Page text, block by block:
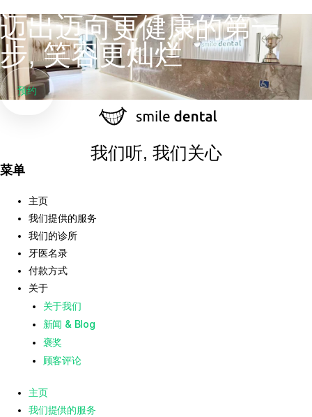
迈出迈向更健康的第一
步, 笑容更灿烂
预约
我们听, 我们关心
菜单
主页
我们提供的服务
我们的诊所
牙医名录
付款方式
关于
关于我们
新闻 & Blog
褒奖
顾客评论
主页
我们提供的服务